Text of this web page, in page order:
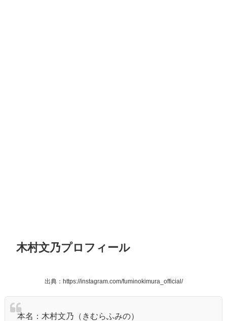
木村文乃プロフィール
出典：https://instagram.com/fuminokimura_official/
本名：木村文乃（きむらふみの）